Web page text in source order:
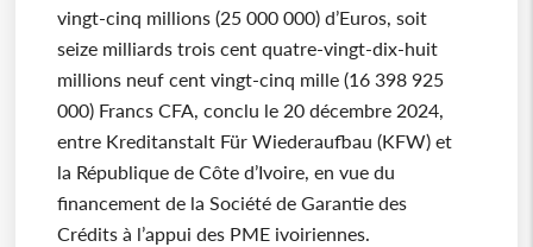
vingt-cinq millions (25 000 000) d’Euros, soit
seize milliards trois cent quatre-vingt-dix-huit
millions neuf cent vingt-cinq mille (16 398 925
000) Francs CFA, conclu le 20 décembre 2024,
entre Kreditanstalt Für Wiederaufbau (KFW) et
la République de Côte d’Ivoire, en vue du
financement de la Société de Garantie des
Crédits à l’appui des PME ivoiriennes.